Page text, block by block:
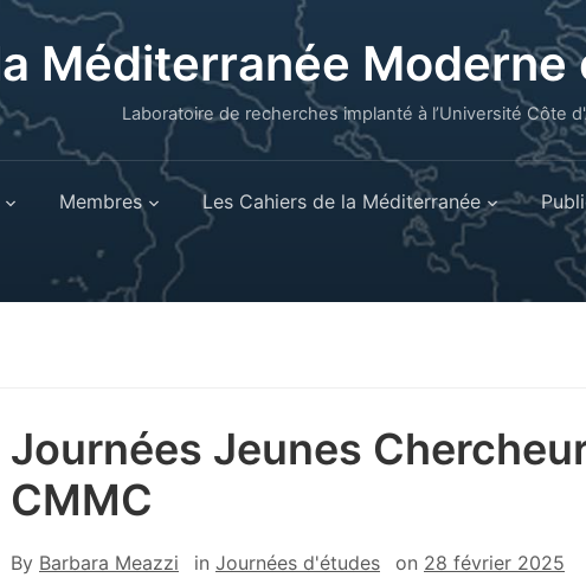
Méditerranée
Laboratoire de recherches implanté à l’Université Côte
Membres Les Cahiers de la Méditerranée
Journées Jeunes
CMMC
By Barbara Meazzi in Journées d'études on 28 février 2025